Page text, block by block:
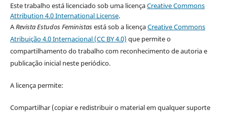
Este trabalho está licenciado sob uma licençaCreative Commons
Attribution 4.0 International License.
ARevista Estudos Feministasestá sob a licençaCreative Commons
Atribuição 4.0 Internacional (CC BY 4.0) que permite o
compartilhamento do trabalho com reconhecimento de autoria e
publicação inicial neste periódico.
A licença permite:
Compartilhar (copiar e redistribuir o material em qualquer suporte